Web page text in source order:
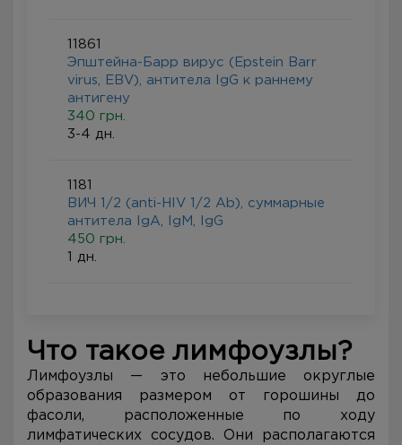
11861
Эпштейна-Барр вирус (Epstein Barr
virus, EBV), антитела IgG к раннему
антигену
340 грн.
3-4 дн.
1181
ВИЧ 1/2 (anti-HIV 1/2 Ab), суммарные
антитела IgA, IgM, IgG
450 грн.
1 дн.
Что такое лимфоузлы?
Лимфоузлы — это небольшие округлые
образования размером от горошины до
фасоли, расположенные по ходу
лимфатических сосудов. Они располагаются